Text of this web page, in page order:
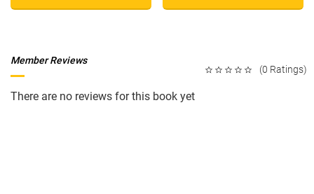
(0 Ratings)
Member Reviews
There are no reviews for this book yet